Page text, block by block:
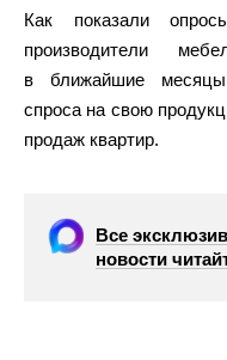
Как показали
производители
в ближайшие
спроса на свою
продаж квартир.
Все
новости